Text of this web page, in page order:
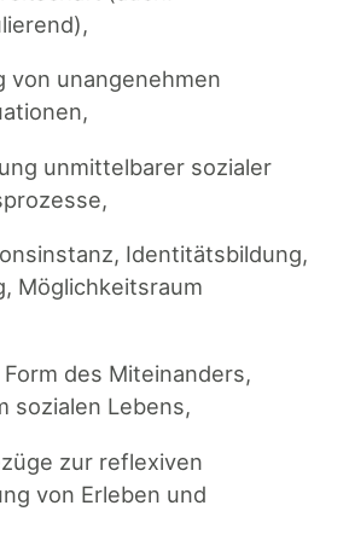
von unangenehmen
unmittelbarer sozialer
Identitätsbildung,
Möglichkeitsraum
des Miteinanders,
sozialen Lebens,
zur reflexiven
von Erleben und